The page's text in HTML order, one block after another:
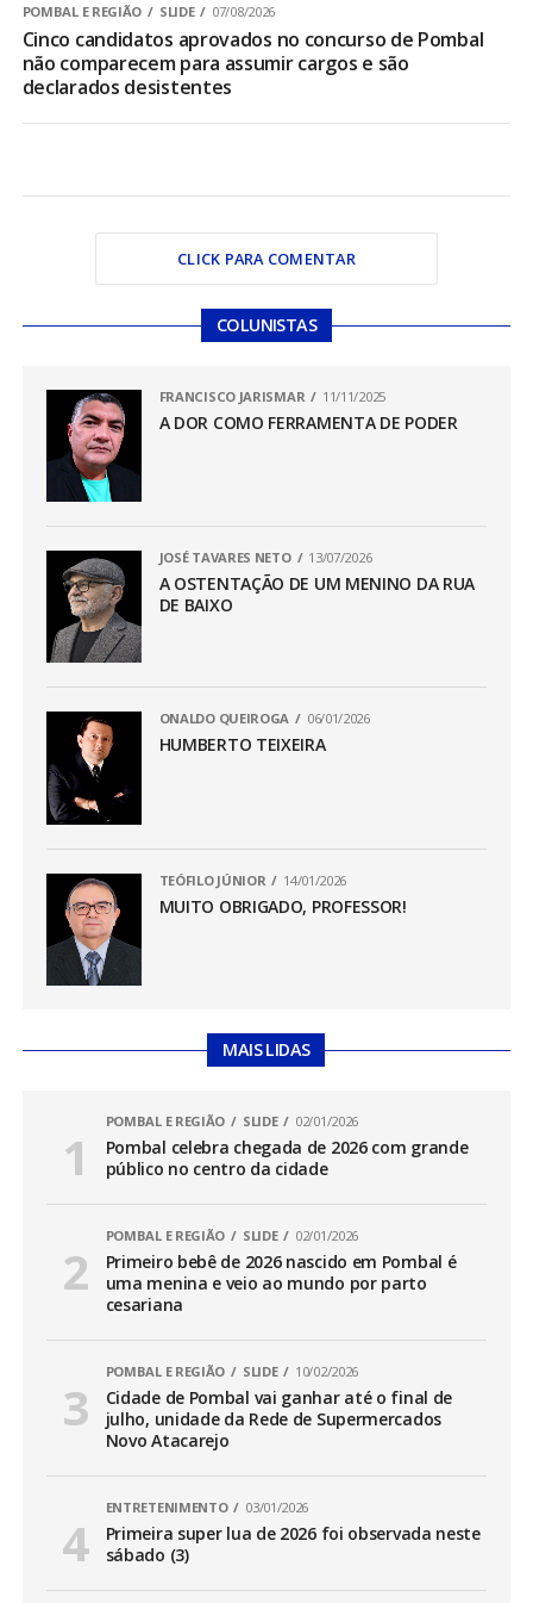
POMBAL E REGIÃO SLIDE 07/08/2026
Cinco candidatos aprovados no concurso de Pombal
não comparecem para assumir cargos e são
declarados desistentes
CLICK PARA COMENTAR
COLUNISTAS
FRANCISCO JARISMAR 11/11/2025
A DOR COMO FERRAMENTA DE PODER
JOSÉ TAVARES NETO 13/07/2026
A OSTENTAÇÃO DE UM MENINO DA RUA
DE BAIXO
ONALDO QUEIROGA 06/01/2026
HUMBERTO TEIXEIRA
TEÓFILO JÚNIOR 14/01/2026
MUITO OBRIGADO, PROFESSOR!
MAIS LIDAS
POMBAL E REGIÃO SLIDE 02/01/2026
Pombal celebra chegada de 2026 com grande
público no centro da cidade
POMBAL E REGIÃO SLIDE 02/01/2026
Primeiro bebê de 2026 nascido em Pombal é
uma menina e veio ao mundo por parto
cesariana
POMBAL E REGIÃO SLIDE 10/02/2026
Cidade de Pombal vai ganhar até o final de
julho, unidade da Rede de Supermercados
Novo Atacarejo
ENTRETENIMENTO 03/01/2026
Primeira super lua de 2026 foi observada neste
sábado (3)